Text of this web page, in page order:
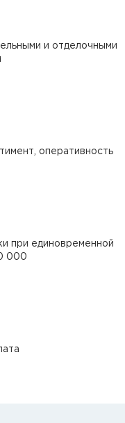
и отделочными
оперативность
при единовременной
000